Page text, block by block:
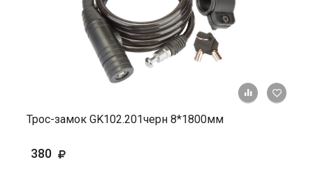
+ К
Трос-замок GK102.201черн 8*1800мм
380